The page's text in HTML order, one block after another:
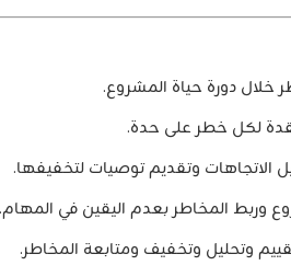
دورة حياة المشروع.
لكل خطر على حدة.
الاتجاهات وتقديم توصيات لتخفيفها.
وربط المخاطر بعدم اليقين في المهام.
وتحليل وتخفيف ومتابعة المخاطر.